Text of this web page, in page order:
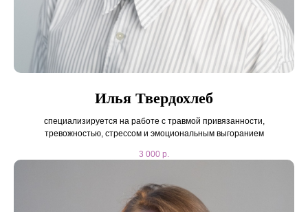
Илья Твердохлеб
специализируется на работе с травмой привязанности,
тревожностью, стрессом и эмоциональным выгоранием
3 000 р.